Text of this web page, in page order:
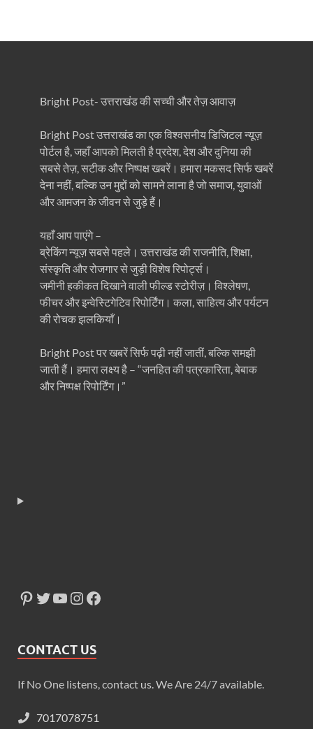
Bright Post- उत्तराखंड की सच्ची और तेज़ आवाज़
Bright Post उत्तराखंड का एक विश्वसनीय डिजिटल न्यूज़
पोर्टल है, जहाँ आपको मिलती है प्रदेश, देश और दुनिया की
सबसे तेज़, सटीक और निष्पक्ष खबरें। हमारा मकसद सिर्फ खबरें
देना नहीं, बल्कि उन मुद्दों को सामने लाना है जो समाज, युवाओं
और आमजन के जीवन से जुड़े हैं।
यहाँ आप पाएंगे –
ब्रेकिंग न्यूज़ सबसे पहले। उत्तराखंड की राजनीति, शिक्षा,
संस्कृति और रोजगार से जुड़ी विशेष रिपोर्ट्स।
जमीनी हकीकत दिखाने वाली फील्ड स्टोरीज़। विश्लेषण,
फीचर और इन्वेस्टिगेटिव रिपोर्टिंग। कला, साहित्य और पर्यटन
की रोचक झलकियाँ।
Bright Post पर खबरें सिर्फ पढ़ी नहीं जातीं, बल्कि समझी
जाती हैं। हमारा लक्ष्य है – “जनहित की पत्रकारिता, बेबाक
और निष्पक्ष रिपोर्टिंग।”
CONTACT US
If No One listens, contact us. We Are 24/7 available.
7017078751